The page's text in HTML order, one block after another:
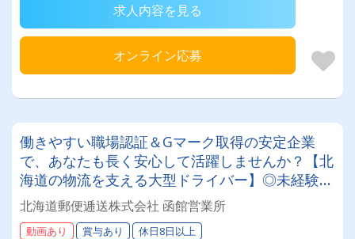
求人内容を見る
オンライン応募
働きやすい職場認証＆Gマーク取得の安定企業
で、あなたも長く安心して活躍しませんか？【北
海道の物流を支える大型ドライバー】◎未経験歓
迎◎残業月平均8～9時間◎賞与年3回（昨年度実
績：計4.05ヶ月分）◎カゴ台車メイン
北海道郵便逓送株式会社 函館営業所
動画あり 賞与あり 休日8日以上